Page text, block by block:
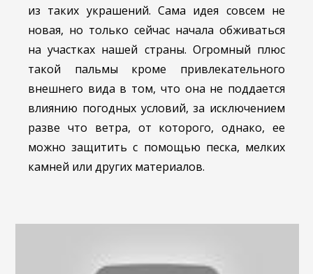
из таких украшений. Сама идея совсем не
новая, но только сейчас начала обживаться
на участках нашей страны. Огромный плюс
такой пальмы кроме привлекательного
внешнего вида в том, что она не поддается
влиянию погодных условий, за исключением
разве что ветра, от которого, однако, ее
можно защитить с помощью песка, мелких
камней или других материалов.